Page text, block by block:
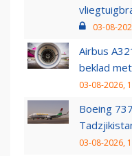
03-08-
Airbus
beklad
03-08-2026,
Boeing
03-08-2026,